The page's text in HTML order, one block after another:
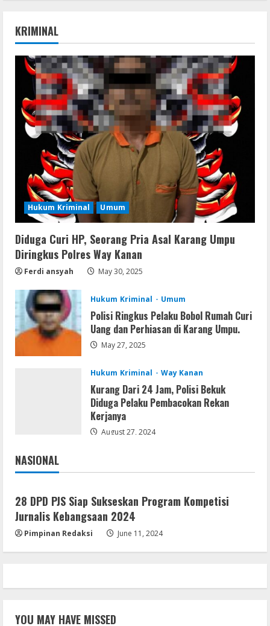
2
Satreskrim Polres Way Kanan Ungkap
Kasus Persetubuhan terhadap Anak,
Tersangka Ayah Tiri Diamankan
August 9, 2026
3
Coop
Uncharted: Legacy of Thieves
Collection Compressed Repack 2026
August 9, 2026
4
Resettools
Display Changer X Portable + Crack
[Final] (x64) Final FileCR
August 9, 2026
5
Office 2019 LTSC Professional Plus
Debloated Tоrrеnt
August 8, 2026
KRIMINAL
Hukum Kriminal Umum
Diduga Curi HP, Seorang Pria Asal Karang Umpu
Diringkus Polres Way Kanan
Ferdi ansyah May 30, 2025
Hukum Kriminal Umum
Polisi Ringkus Pelaku Bobol Rumah Curi
Uang dan Perhiasan di Karang Umpu.
May 27, 2025
Hukum Kriminal Way Kanan
Kurang Dari 24 Jam, Polisi Bekuk
Diduga Pelaku Pembacokan Rekan
Kerjanya
August 27, 2024
NASIONAL
Jakarta
28 DPD PJS Siap Sukseskan Program Kompetisi
Jurnalis Kebangsaan 2024
Pimpinan Redaksi June 11, 2024
YOU MAY HAVE MISSED